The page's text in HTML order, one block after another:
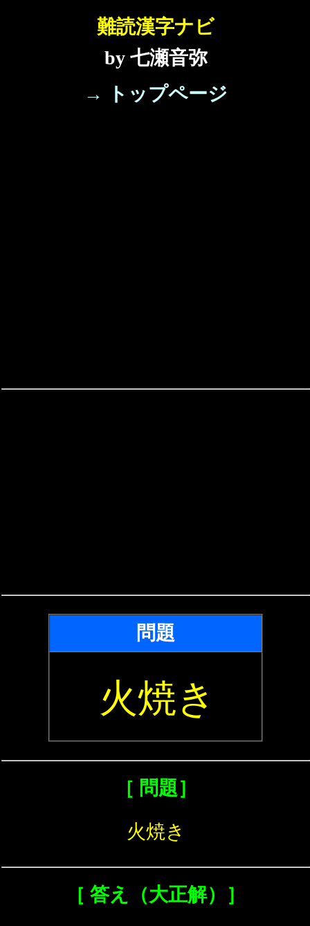
難読漢字ナビ
by 七瀬音弥
→ トップページ
問題
火焼き
［ 問題］
火焼き
［ 答え（大正解）］